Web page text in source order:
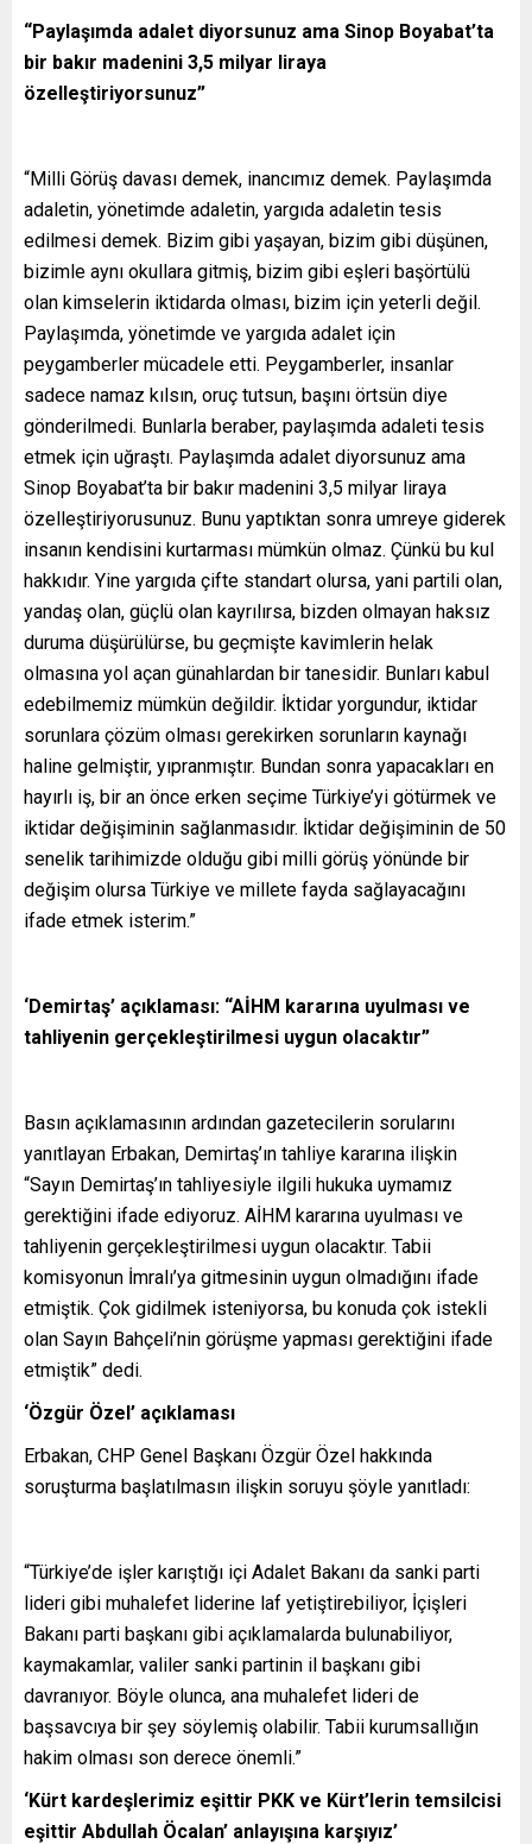
“Paylaşımda adalet diyorsunuz ama Sinop Boyabat’ta
bir bakır madenini 3,5 milyar liraya
özelleştiriyorsunuz”
“Milli Görüş davası demek, inancımız demek. Paylaşımda
adaletin, yönetimde adaletin, yargıda adaletin tesis
edilmesi demek. Bizim gibi yaşayan, bizim gibi düşünen,
bizimle aynı okullara gitmiş, bizim gibi eşleri başörtülü
olan kimselerin iktidarda olması, bizim için yeterli değil.
Paylaşımda, yönetimde ve yargıda adalet için
peygamberler mücadele etti. Peygamberler, insanlar
sadece namaz kılsın, oruç tutsun, başını örtsün diye
gönderilmedi. Bunlarla beraber, paylaşımda adaleti tesis
etmek için uğraştı. Paylaşımda adalet diyorsunuz ama
Sinop Boyabat’ta bir bakır madenini 3,5 milyar liraya
özelleştiriyorusunuz. Bunu yaptıktan sonra umreye giderek
insanın kendisini kurtarması mümkün olmaz. Çünkü bu kul
hakkıdır. Yine yargıda çifte standart olursa, yani partili olan,
yandaş olan, güçlü olan kayrılırsa, bizden olmayan haksız
duruma düşürülürse, bu geçmişte kavimlerin helak
olmasına yol açan günahlardan bir tanesidir. Bunları kabul
edebilmemiz mümkün değildir. İktidar yorgundur, iktidar
sorunlara çözüm olması gerekirken sorunların kaynağı
haline gelmiştir, yıpranmıştır. Bundan sonra yapacakları en
hayırlı iş, bir an önce erken seçime Türkiye’yi götürmek ve
iktidar değişiminin sağlanmasıdır. İktidar değişiminin de 50
senelik tarihimizde olduğu gibi milli görüş yönünde bir
değişim olursa Türkiye ve millete fayda sağlayacağını
ifade etmek isterim.”
‘Demirtaş’ açıklaması: “AİHM kararına uyulması ve
tahliyenin gerçekleştirilmesi uygun olacaktır”
Basın açıklamasının ardından gazetecilerin sorularını
yanıtlayan Erbakan, Demirtaş’ın tahliye kararına ilişkin
“Sayın Demirtaş’ın tahliyesiyle ilgili hukuka uymamız
gerektiğini ifade ediyoruz. AİHM kararına uyulması ve
tahliyenin gerçekleştirilmesi uygun olacaktır. Tabii
komisyonun İmralı’ya gitmesinin uygun olmadığını ifade
etmiştik. Çok gidilmek isteniyorsa, bu konuda çok istekli
olan Sayın Bahçeli’nin görüşme yapması gerektiğini ifade
etmiştik” dedi.
‘Özgür Özel’ açıklaması
Erbakan, CHP Genel Başkanı Özgür Özel hakkında
soruşturma başlatılmasın ilişkin soruyu şöyle yanıtladı:
“Türkiye’de işler karıştığı içi Adalet Bakanı da sanki parti
lideri gibi muhalefet liderine laf yetiştirebiliyor, İçişleri
Bakanı parti başkanı gibi açıklamalarda bulunabiliyor,
kaymakamlar, valiler sanki partinin il başkanı gibi
davranıyor. Böyle olunca, ana muhalefet lideri de
başsavcıya bir şey söylemiş olabilir. Tabii kurumsallığın
hakim olması son derece önemli.”
‘Kürt kardeşlerimiz eşittir PKK ve Kürt’lerin temsilcisi
eşittir Abdullah Öcalan’ anlayışına karşıyız’